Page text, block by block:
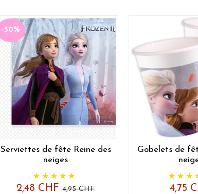
-50%
Serviettes de fête Reine des
neiges
2,48 CHF4,95 CHF
Gobelets de
4,75